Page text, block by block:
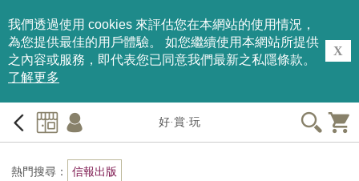
我們透過使用 cookies 來評估您在本網站的使用情況，
為您提供最佳的用戶體驗。 如您繼續使用本網站所提供
之內容或服務，即代表您已同意我們最新之私隱條款。
了解更多
X
好·賞·玩
熱門搜尋： 信報出版